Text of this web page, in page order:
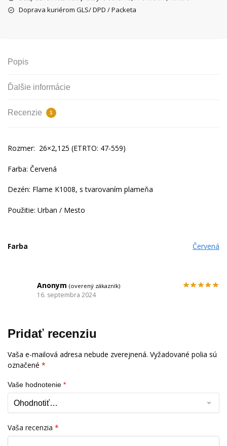
červeny
Doprava kuriérom GLS/ DPD / Packeta
Popis
Ďalšie informácie
Recenzie 1
Rozmer: 26×2,125 (ETRTO: 47-559)
Farba: Červená
Dezén: Flame K1008, s tvarovaním plameňa
Použitie: Urban / Mesto
Farba Červená
Anonym (overený zákazník)
16. septembra 2024
Pridať recenziu
Vaša e-mailová adresa nebude zverejnená. Vyžadované polia sú
označené *
Vaše hodnotenie *
Vaša recenzia *